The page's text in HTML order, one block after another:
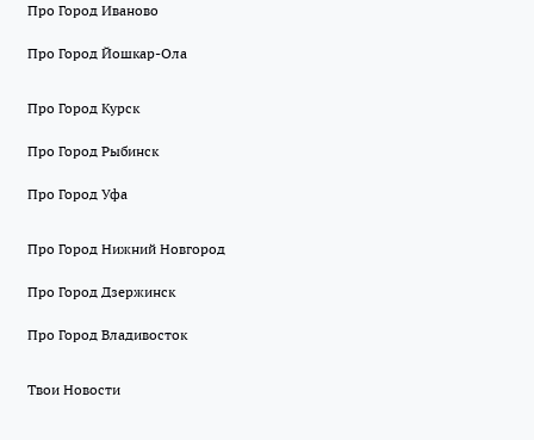
Про Город Иваново
Про Город Йошкар-Ола
Про Город Курск
Про Город Рыбинск
Про Город Уфа
Про Город Нижний Новгород
Про Город Дзержинск
Про Город Владивосток
Твои Новости